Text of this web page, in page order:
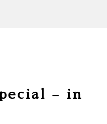
– in